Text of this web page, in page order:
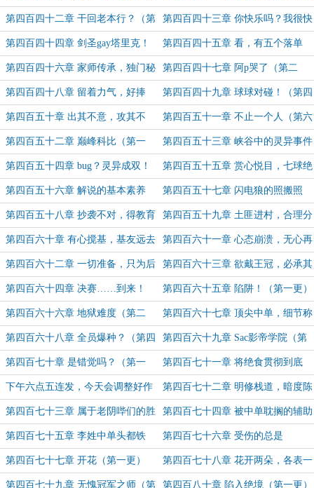
订阅！） 局（第一更）
第四百四十二章 干回老本行？（第
二更）
第四百四十三章 你快乐吗？我很快
乐（第三更）
第四百四十四章 剑圣gay塔里克！
（第四更求订阅！）
第四百四十五章 看，有五个落单
的！（第五更求订阅！）
第四百四十六章 家师传承，独门秘
技（第一更）
第四百四十七章 阿p哭了（第二
更）
第四百四十八章 留着力气，好捧
杯！（第三更）
第四百四十九章 球球对碰！（第四
更！）
第四百五十章 出其不意，攻其不
备！（第五更求订阅！）
第四百五十一章 不止一个人（第六
更求订阅！）
第四百五十二章 巅峰科比（第一
更）
第四百五十三章 峡谷中的灵异事件
（第二更）
第四百五十四章 bug？灵异成双！
（第一更）
第四百五十五章 赏心悦目，七球绝
杀！（第二更）
第四百五十六章 解说的基本素养
（第三更！）
第四百五十七章 闪电狼的照搬照
旧？（第四更！）
第四百五十八章 抄袭不对，得教育
（第五更！）
第四百五十九章 土匪进村，合理分
配（第六更！）
第四百六十章 有心搅基，基友远去
（第七更！）
第四百六十一章 心态崩溃，无心再
战！(第八更！）
第四百六十二章 一切准备，只为后
天！（第九更！）
第四百六十三章 欲戴王冠，必承其
重！（第十更求订阅！）
第四百六十四章 决赛……到来！ 第四百六十五章 陷阱！（第一更）
第四百六十六章 地狱难度（第二
更）
第四百六十七章 顶尖中单，细节称
王！（第三更）
第四百六十八章 全员爆种？（第四
更！）
第四百六十九章 Sac影帝学院（第
五更求订阅！）
第四百七十章 是错觉吗？（第一
更）
第四百七十一章 将绝食贯彻到底
（第二更）
下午六点五连发，今天会调整好作
息
第四百七十二章 明修栈道，暗度陈
仓（第一更）
第四百七十三章 属于老阴哔们的胜
利（第二更）
第四百七十四章 被中单耽搁的辅助
选手（第三更！）
第四百七十五章 李姓中单头都铁
（第四更！）
第四百七十六章 受伤的总是
bang（第五更！）
第四百七十七章 开花（第一更） 第四百七十八章 花开两朵，各表一
枝（第二更）
第四百七十九章 无愧冠军之师（第 第四百八十章 陷入绝境（第一更）